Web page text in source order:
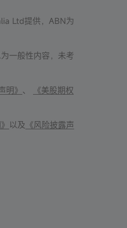
Ltd提供，ABN为
一般性内容，未考
明》 、 《美股期权
以及 《风险披露声